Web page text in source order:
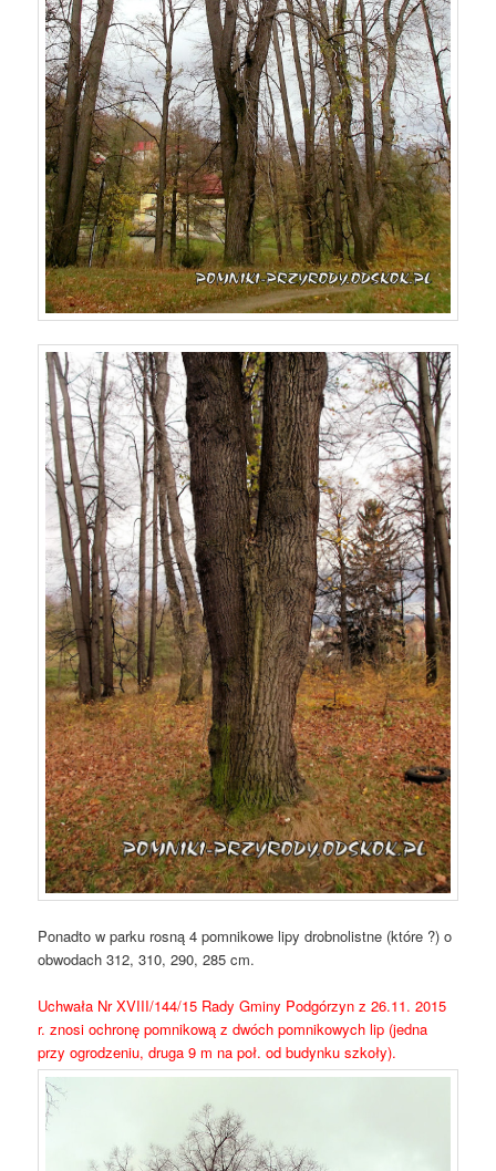
Ponadto w parku rosną 4 pomnikowe lipy drobnolistne (które ?) o
obwodach 312, 310, 290, 285 cm.
Uchwała Nr XVIII/144/15 Rady Gminy Podgórzyn z 26.11. 2015
r. znosi ochronę pomnikową z dwóch pomnikowych lip (jedna
przy ogrodzeniu, druga 9 m na poł. od budynku szkoły).